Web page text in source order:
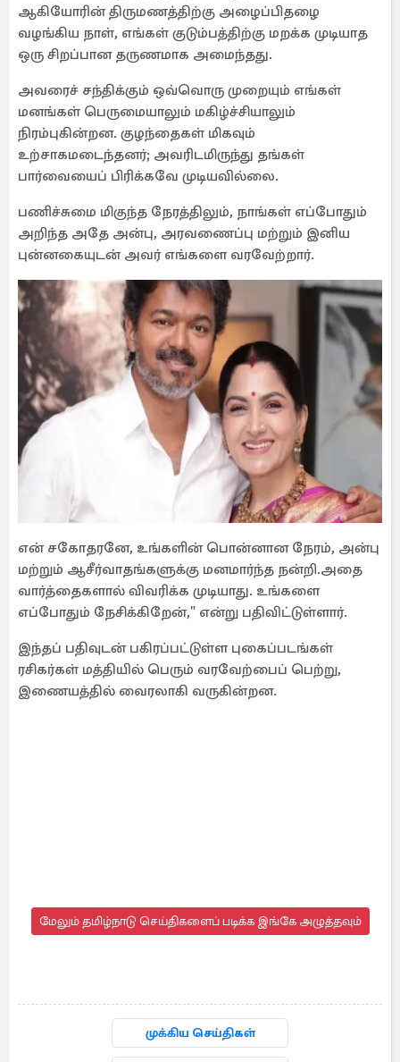
ஆகியோரின் திருமணத்திற்கு அழைப்பிதழை
வழங்கிய நாள், எங்கள் குடும்பத்திற்கு மறக்க முடியாத
ஒரு சிறப்பான தருணமாக அமைந்தது.
அவரைச் சந்திக்கும் ஒவ்வொரு முறையும் எங்கள்
மனங்கள் பெருமையாலும் மகிழ்ச்சியாலும்
நிரம்புகின்றன. குழந்தைகள் மிகவும்
உற்சாகமடைந்தனர்; அவரிடமிருந்து தங்கள்
பார்வையைப் பிரிக்கவே முடியவில்லை.
பணிச்சுமை மிகுந்த நேரத்திலும், நாங்கள் எப்போதும்
அறிந்த அதே அன்பு, அரவணைப்பு மற்றும் இனிய
புன்னகையுடன் அவர் எங்களை வரவேற்றார்.
என் சகோதரனே, உங்களின் பொன்னான நேரம், அன்பு
மற்றும் ஆசீர்வாதங்களுக்கு மனமார்ந்த நன்றி.அதை
வார்த்தைகளால் விவரிக்க முடியாது. உங்களை
எப்போதும் நேசிக்கிறேன்," என்று பதிவிட்டுள்ளார்.
இந்தப் பதிவுடன் பகிரப்பட்டுள்ள புகைப்படங்கள்
ரசிகர்கள் மத்தியில் பெரும் வரவேற்பைப் பெற்று,
இணையத்தில் வைரலாகி வருகின்றன.
மேலும் தமிழ்நாடு செய்திகளைப் படிக்க இங்கே அழுத்தவும்
முக்கிய செய்திகள்